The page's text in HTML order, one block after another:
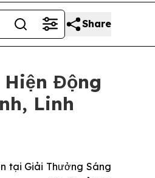
Share
Động
Linh
tại Giải Thưởng Sáng